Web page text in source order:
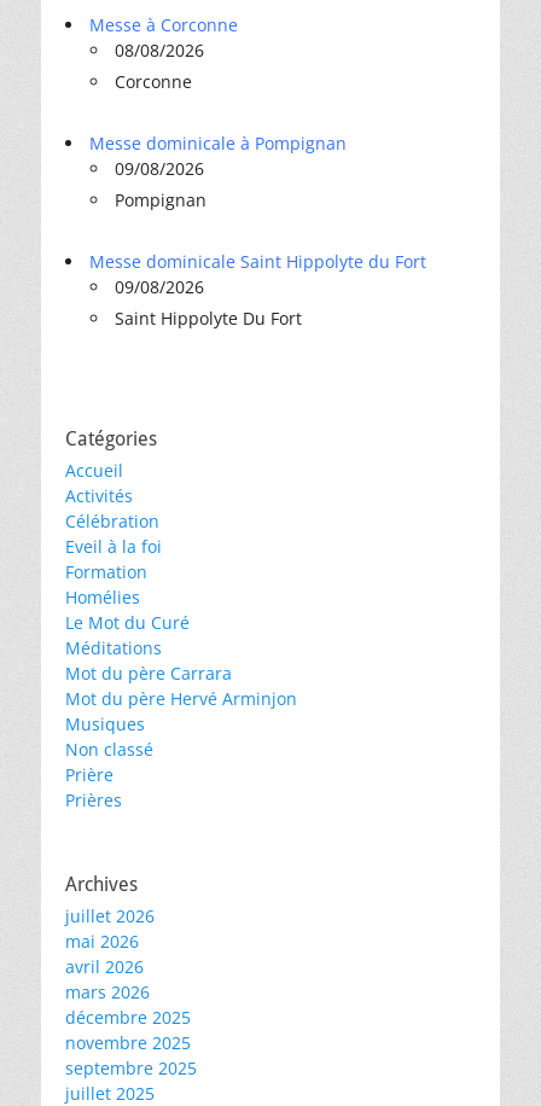
Messe à Corconne
08/08/2026
Corconne
Messe dominicale à Pompignan
09/08/2026
Pompignan
Messe dominicale Saint Hippolyte du Fort
09/08/2026
Saint Hippolyte Du Fort
Catégories
Accueil
Activités
Célébration
Eveil à la foi
Formation
Homélies
Le Mot du Curé
Méditations
Mot du père Carrara
Mot du père Hervé Arminjon
Musiques
Non classé
Prière
Prières
Archives
juillet 2026
mai 2026
avril 2026
mars 2026
décembre 2025
novembre 2025
septembre 2025
juillet 2025